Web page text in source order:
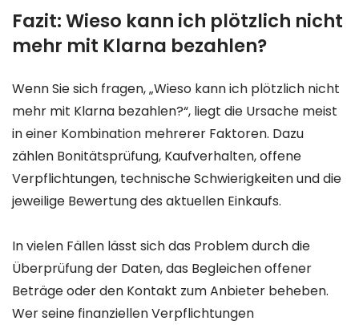
Fazit: Wieso kann ich plötzlich nicht
mehr mit Klarna bezahlen?
Wenn Sie sich fragen, „Wieso kann ich plötzlich nicht
mehr mit Klarna bezahlen?“, liegt die Ursache meist
in einer Kombination mehrerer Faktoren. Dazu
zählen Bonitätsprüfung, Kaufverhalten, offene
Verpflichtungen, technische Schwierigkeiten und die
jeweilige Bewertung des aktuellen Einkaufs.
In vielen Fällen lässt sich das Problem durch die
Überprüfung der Daten, das Begleichen offener
Beträge oder den Kontakt zum Anbieter beheben.
Wer seine finanziellen Verpflichtungen